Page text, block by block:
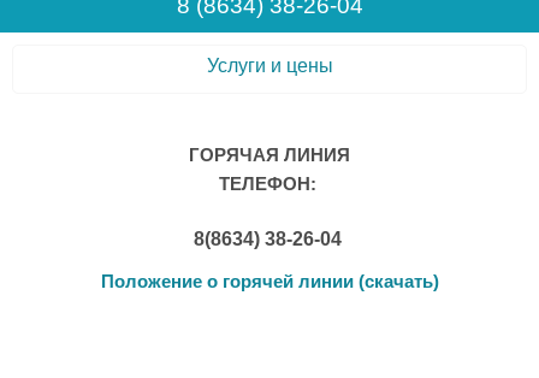
8 (8634) 38-26-04
Услуги и цены
ГОРЯЧАЯ ЛИНИЯ
ТЕЛЕФОН:
8(8634) 38-26-04
Положение о горячей линии (скачать)